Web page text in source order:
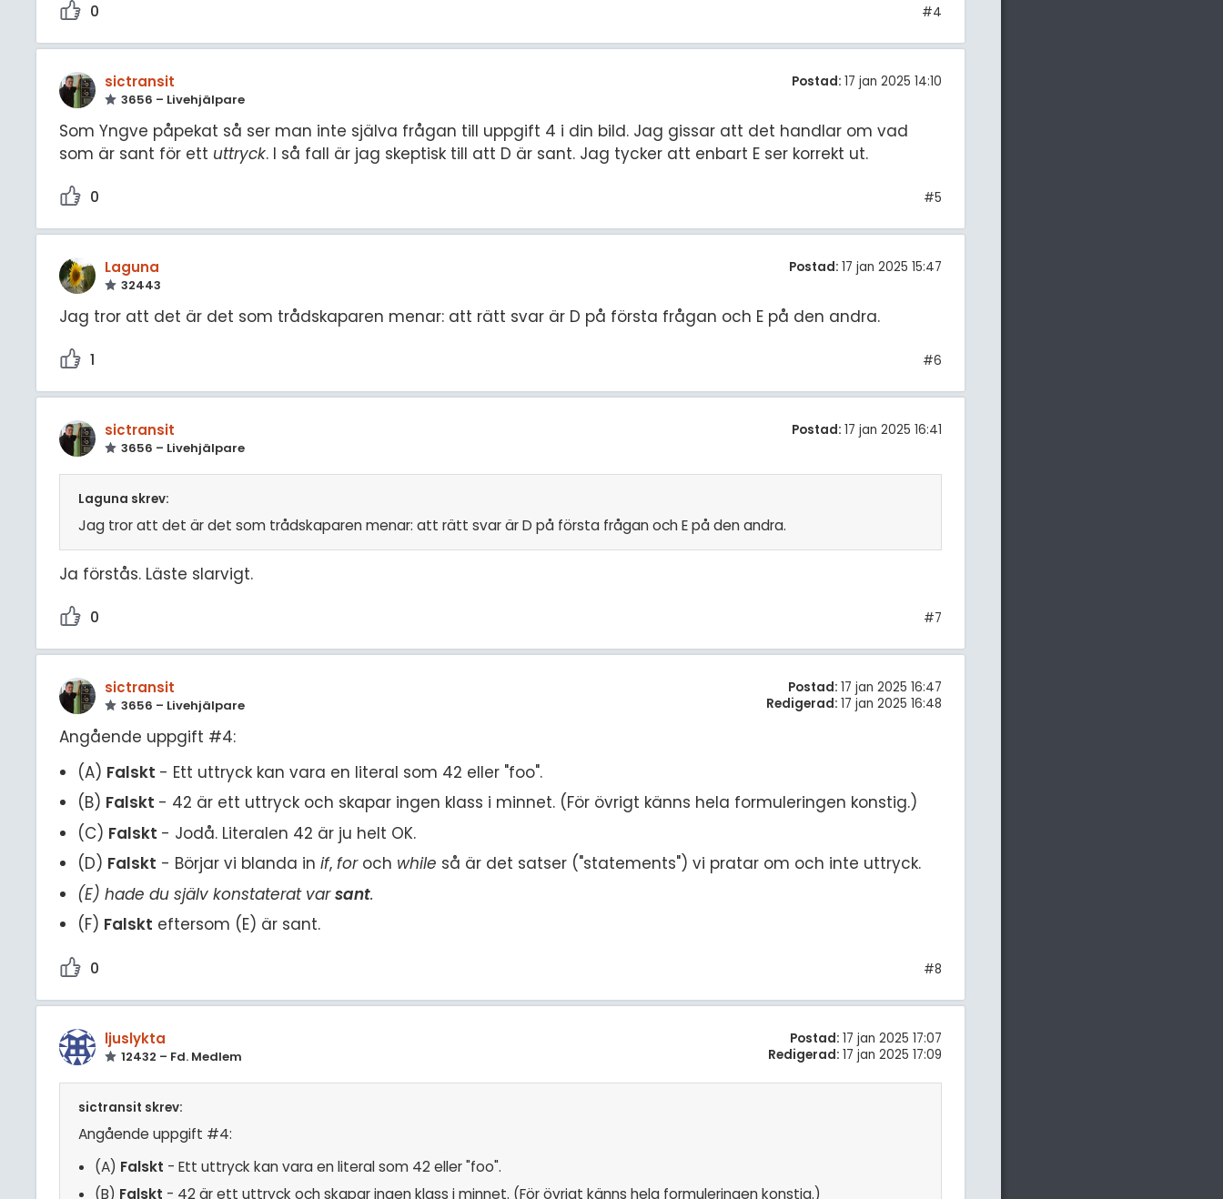
0 #4
sictransit
3656 – Livehjälpare
Postad: 17 jan 2025 14:10
Som Yngve påpekat så ser man inte själva frågan till uppgift 4 i din bild. Jag gissar att det handlar om vad
som är sant för ett uttryck. I så fall är jag skeptisk till att D är sant. Jag tycker att enbart E ser korrekt ut.
0 #5
Laguna
32443
Postad: 17 jan 2025 15:47
Jag tror att det är det som trådskaparen menar: att rätt svar är D på första frågan och E på den andra.
1 #6
sictransit
3656 – Livehjälpare
Postad: 17 jan 2025 16:41
Laguna skrev:
Jag tror att det är det som trådskaparen menar: att rätt svar är D på första frågan och E på den andra.
Ja förstås. Läste slarvigt.
0 #7
sictransit
3656 – Livehjälpare
Postad: 17 jan 2025 16:47
Redigerad: 17 jan 2025 16:48
Angående uppgift #4:
(A) Falskt - Ett uttryck kan vara en literal som 42 eller "foo".
(B) Falskt - 42 är ett uttryck och skapar ingen klass i minnet. (För övrigt känns hela formuleringen konstig.)
(C) Falskt - Jodå. Literalen 42 är ju helt OK.
(D) Falskt - Börjar vi blanda in if, foroch while så är det satser ("statements") vi pratar om och inte uttryck.
(E) hade du själv konstaterat varsant.
(F) Falskt eftersom (E) är sant.
0 #8
ljuslykta
12432 – Fd. Medlem
Postad: 17 jan 2025 17:07
Redigerad: 17 jan 2025 17:09
sictransit skrev:
Angående uppgift #4:
(A) Falskt - Ett uttryck kan vara en literal som 42 eller "foo".
(B) Falskt - 42 är ett uttryck och skapar ingen klass i minnet. (För övrigt känns hela formuleringen konstig.)